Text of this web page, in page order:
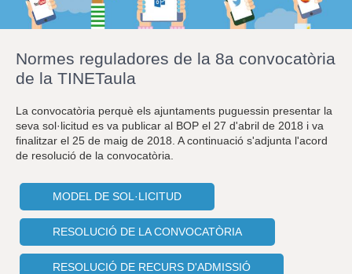
a
u
e
a
u
Normes reguladores de la 8a convocatòria
de la TINETaula
La convocatòria perquè els ajuntaments puguessin presentar la
seva sol·licitud es va publicar al BOP el 27 d'abril de 2018 i va
finalitzar el 25 de maig de 2018. A continuació s'adjunta l'acord
de resolució de la convocatòria.
MODEL DE SOL·LICITUD
RESOLUCIÓ DE LA CONVOCATÒRIA
RESOLUCIÓ DE RECURS D'ADMISSIÓ